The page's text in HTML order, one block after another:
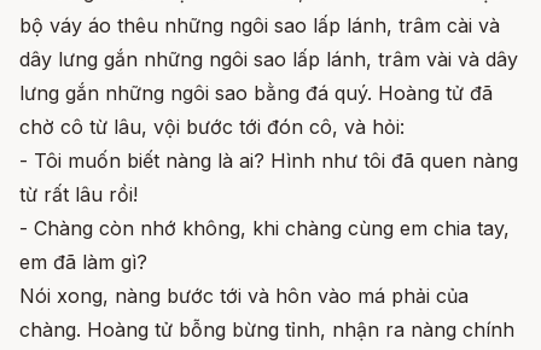
bộ váy áo thêu những ngôi sao lấp lánh, trâm cài và
dây lưng gắn những ngôi sao lấp lánh, trâm vài và dây
lưng gắn những ngôi sao bằng đá quý. Hoàng tử đã
chờ cô từ lâu, vội bước tới đón cô, và hỏi:
- Tôi muốn biết nàng là ai? Hình như tôi đã quen nàng
từ rất lâu rồi!
- Chàng còn nhớ không, khi chàng cùng em chia tay,
em đã làm gì?
Nói xong, nàng bước tới và hôn vào má phải của
chàng. Hoàng tử bỗng bừng tỉnh, nhận ra nàng chính